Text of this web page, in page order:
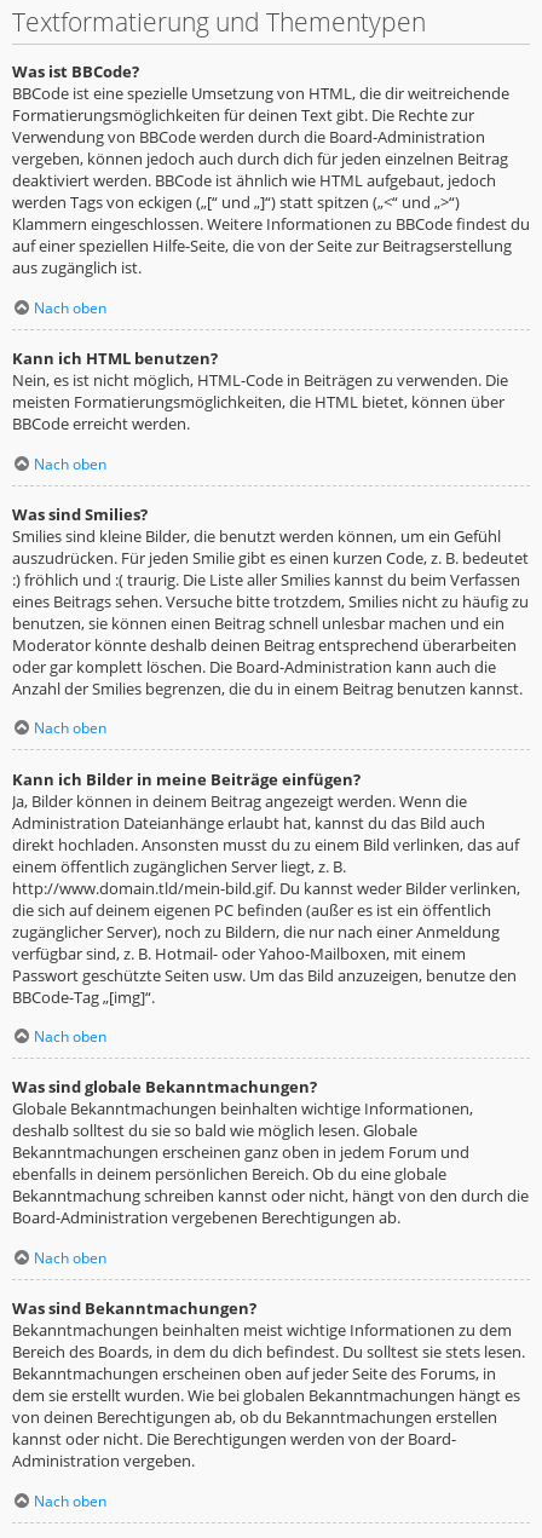
Textformatierung und Thementypen
Was ist BBCode?
BBCode ist eine spezielle Umsetzung von HTML, die dir weitreichende
Formatierungsmöglichkeiten für deinen Text gibt. Die Rechte zur
Verwendung von BBCode werden durch die Board-Administration
vergeben, können jedoch auch durch dich für jeden einzelnen Beitrag
deaktiviert werden. BBCode ist ähnlich wie HTML aufgebaut, jedoch
werden Tags von eckigen („[“ und „]“) statt spitzen („<“ und „>“)
Klammern eingeschlossen. Weitere Informationen zu BBCode findest du
auf einer speziellen Hilfe-Seite, die von der Seite zur Beitragserstellung
aus zugänglich ist.
Nach oben
Kann ich HTML benutzen?
Nein, es ist nicht möglich, HTML-Code in Beiträgen zu verwenden. Die
meisten Formatierungsmöglichkeiten, die HTML bietet, können über
BBCode erreicht werden.
Nach oben
Was sind Smilies?
Smilies sind kleine Bilder, die benutzt werden können, um ein Gefühl
auszudrücken. Für jeden Smilie gibt es einen kurzen Code, z. B. bedeutet
:) fröhlich und :( traurig. Die Liste aller Smilies kannst du beim Verfassen
eines Beitrags sehen. Versuche bitte trotzdem, Smilies nicht zu häufig zu
benutzen, sie können einen Beitrag schnell unlesbar machen und ein
Moderator könnte deshalb deinen Beitrag entsprechend überarbeiten
oder gar komplett löschen. Die Board-Administration kann auch die
Anzahl der Smilies begrenzen, die du in einem Beitrag benutzen kannst.
Nach oben
Kann ich Bilder in meine Beiträge einfügen?
Ja, Bilder können in deinem Beitrag angezeigt werden. Wenn die
Administration Dateianhänge erlaubt hat, kannst du das Bild auch
direkt hochladen. Ansonsten musst du zu einem Bild verlinken, das auf
einem öffentlich zugänglichen Server liegt, z. B.
http://www.domain.tld/mein-bild.gif. Du kannst weder Bilder verlinken,
die sich auf deinem eigenen PC befinden (außer es ist ein öffentlich
zugänglicher Server), noch zu Bildern, die nur nach einer Anmeldung
verfügbar sind, z. B. Hotmail- oder Yahoo-Mailboxen, mit einem
Passwort geschützte Seiten usw. Um das Bild anzuzeigen, benutze den
BBCode-Tag „[img]“.
Nach oben
Was sind globale Bekanntmachungen?
Globale Bekanntmachungen beinhalten wichtige Informationen,
deshalb solltest du sie so bald wie möglich lesen. Globale
Bekanntmachungen erscheinen ganz oben in jedem Forum und
ebenfalls in deinem persönlichen Bereich. Ob du eine globale
Bekanntmachung schreiben kannst oder nicht, hängt von den durch die
Board-Administration vergebenen Berechtigungen ab.
Nach oben
Was sind Bekanntmachungen?
Bekanntmachungen beinhalten meist wichtige Informationen zu dem
Bereich des Boards, in dem du dich befindest. Du solltest sie stets lesen.
Bekanntmachungen erscheinen oben auf jeder Seite des Forums, in
dem sie erstellt wurden. Wie bei globalen Bekanntmachungen hängt es
von deinen Berechtigungen ab, ob du Bekanntmachungen erstellen
kannst oder nicht. Die Berechtigungen werden von der Board-
Administration vergeben.
Nach oben